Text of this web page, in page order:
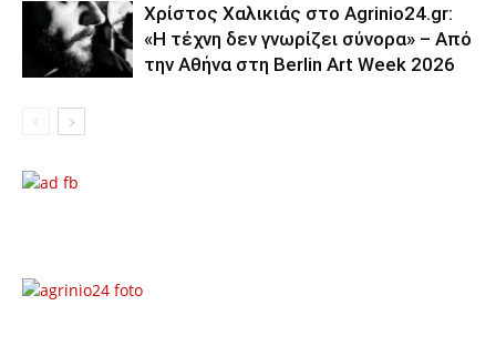
Χρίστος Χαλικιάς στο Agrinio24.gr:
«Η τέχνη δεν γνωρίζει σύνορα» – Από
την Αθήνα στη Berlin Art Week 2026